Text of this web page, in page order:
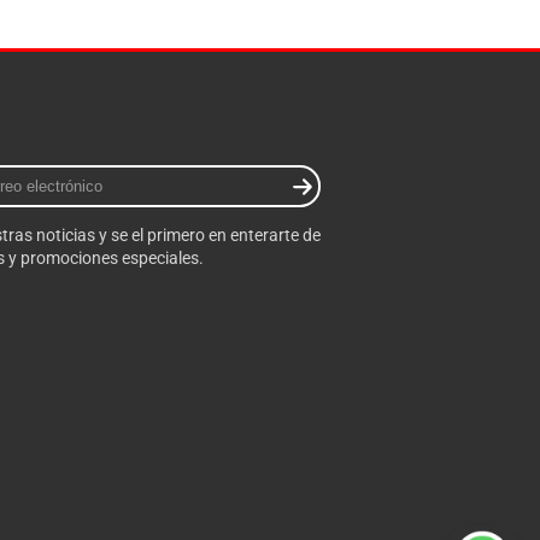
noticias y se el primero en enterarte de
y promociones especiales.